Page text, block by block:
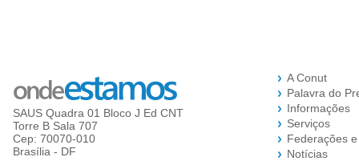
SAUS Quadra 01 Bloco J Ed CNT
Torre B Sala 707
Cep: 70070-010
Brasília - DF
A Conut
Palavra do
Informações
Serviços
Federações
Notícias